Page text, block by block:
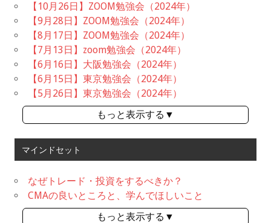
【10月26日】ZOOM勉強会（2024年）
【9月28日】ZOOM勉強会（2024年）
【8月17日】ZOOM勉強会（2024年）
【7月13日】zoom勉強会（2024年）
【6月16日】大阪勉強会（2024年）
【6月15日】東京勉強会（2024年）
【5月26日】東京勉強会（2024年）
もっと表示する▼
マインドセット
なぜトレード・投資をするべきか？
CMAの良いところと、学んでほしいこと
もっと表示する▼